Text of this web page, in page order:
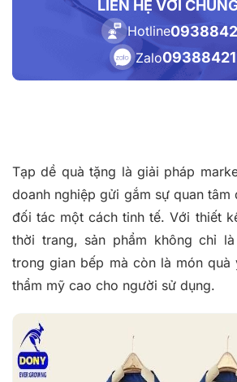
LIÊN HỆ VỚI
Hotline
Zalo
Tạp dề quà tặng là giải pháp
doanh nghiệp gửi gắm sự quan tâm
đối tác một cách tinh tế. Với thiết
thời trang, sản phẩm không chỉ
trong gian bếp mà còn là món quà
thẩm mỹ cao cho người sử dụng.